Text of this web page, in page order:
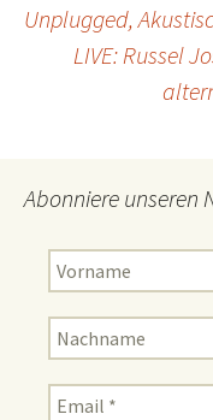
Unplugged,
LIVE: Russel
Abonniere unseren